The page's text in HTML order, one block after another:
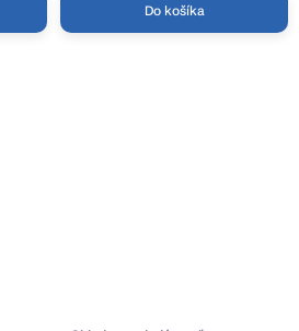
Do košíka